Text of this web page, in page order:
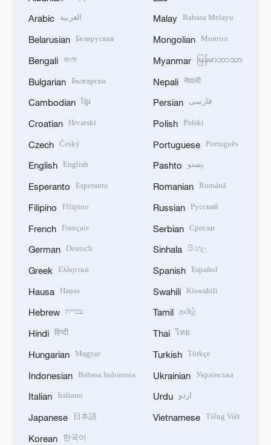
Arabic العربية
Belarusian Беларуская
Bengali বাংলা
Bulgarian Български
Cambodian ខ្មែរ
Croatian Hrvatski
Czech Český
English English
Esperanto Esperanto
Filipino Filipino
French Français
German Deutsch
Greek Ελληνικά
Hausa Hausa
Hebrew עברית
Hindi हिन्दी
Hungarian Magyar
Indonesian Bahasa Indonesia
Italian Italiano
Japanese 日本語
Korean 한국어
Malay Bahasa Melayu
Mongolian Монгол
Myanmar မြန်မာဘာသာ
Nepali नेपाली
Persian فارسی
Polish Polski
Portuguese Português
Pashto پښتو
Romanian Română
Russian Русский
Serbian Српски
Sinhala සිංහල
Spanish Español
Swahili Kiswahili
Tamil தமிழ்
Thai ไทย
Turkish Türkçe
Ukrainian Українська
Urdu اردو
Vietnamese Tiếng Việt